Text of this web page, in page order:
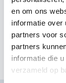
en om ons
informatie over
partners voor
partners
informatie die
verzameld op
30 sep 2023
Landgoed